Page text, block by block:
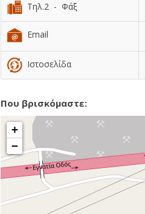
Τηλ.2 - Φάξ
Email
Ιστοσελίδα
Που βρισκόμαστε:
+
−